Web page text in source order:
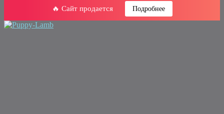
🔥 Сайт продается Подробнее